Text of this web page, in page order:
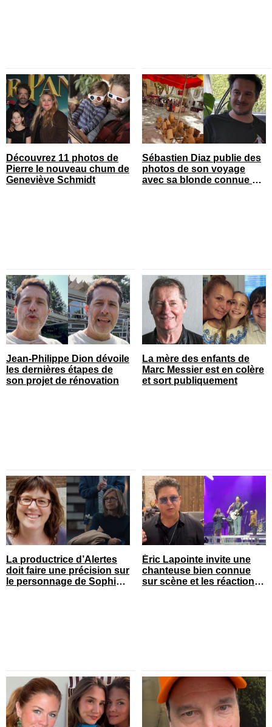
Découvrez 11 photos de
Pierre le nouveau chum de
Geneviève Schmidt
Sébastien Diaz publie des
photos de son voyage
avec sa blonde connue en
Jean-Philippe Dion dévoile
les dernières étapes de
son projet de rénovation
La mère des enfants de
Marc Messier est en colère
et sort publiquement
La productrice d’Alertes
doit faire une précision sur
le personnage de Sophie
Éric Lapointe invite une
chanteuse bien connue
sur scène et les réactions